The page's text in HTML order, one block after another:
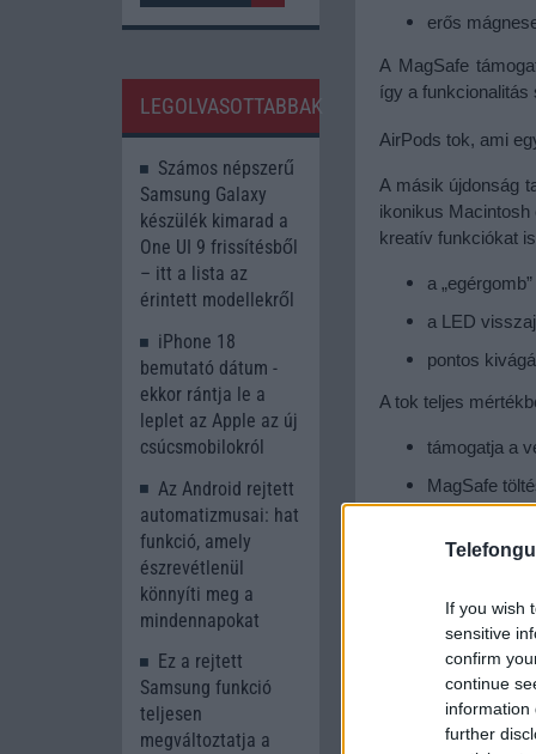
If you wish
sensitive
confirm
continue
information
further
erős
A MagSafe
így a funkcionalitás
AirPods tok, ami
A másik újdonság
ikonikus Macintosh
kreatív funkciókat
a
a LED
pontos
A tok teljes
támogatja a
MagSafe
A tok jelenleg az
LEGOLVASOTTABBAK
Számos népszerű
Samsung Galaxy
készülék kimarad a
One UI 9 frissítésből
– itt a lista az
érintett modellekről
iPhone 18
bemutató dátum -
ekkor rántja le a
leplet az Apple az új
csúcsmobilokról
Az Android rejtett
automatizmusai: hat
funkció, amely
észrevétlenül
könnyíti meg a
mindennapokat
Ez a rejtett
Samsung funkció
teljesen
megváltoztatja a